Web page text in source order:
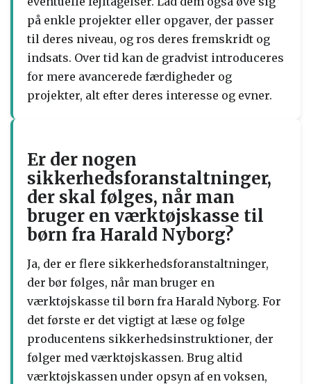
på enkle projekter eller opgaver, der passer
til deres niveau, og ros deres fremskridt og
indsats. Over tid kan de gradvist introduceres
for mere avancerede færdigheder og
projekter, alt efter deres interesse og evner.
Er der nogen
sikkerhedsforanstaltninger,
der skal følges, når man
bruger en værktøjskasse til
børn fra Harald Nyborg?
Ja, der er flere sikkerhedsforanstaltninger,
der bør følges, når man bruger en
værktøjskasse til børn fra Harald Nyborg. For
det første er det vigtigt at læse og følge
producentens sikkerhedsinstruktioner, der
følger med værktøjskassen. Brug altid
værktøjskassen under opsyn af en voksen,